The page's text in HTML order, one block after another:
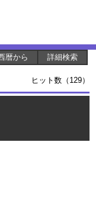
暦から 詳細検索
ヒット数（129）